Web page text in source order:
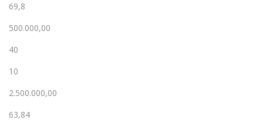
69,8
500.000,00
40
10
2.500.000,00
63,84